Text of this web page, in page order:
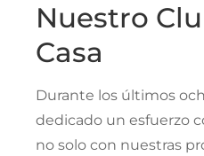
Nuestro
Casa
Durante los últimos
dedicado un esfuerzo
no solo con nuestras